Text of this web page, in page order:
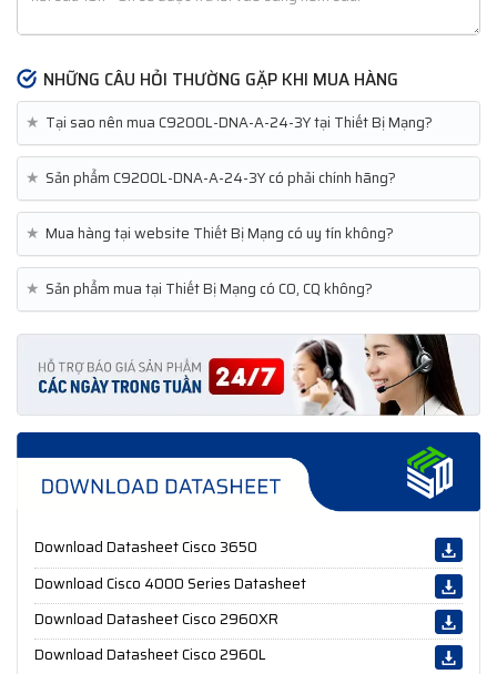
NHỮNG CÂU HỎI THƯỜNG GẶP KHI MUA HÀNG
★ Tại sao nên mua C9200L-DNA-A-24-3Y tại Thiết Bị Mạng?
★ Sản phẩm C9200L-DNA-A-24-3Y có phải chính hãng?
★ Mua hàng tại website Thiết Bị Mạng có uy tín không?
★ Sản phẩm mua tại Thiết Bị Mạng có CO, CQ không?
Download Datasheet Cisco 3650
Download Cisco 4000 Series Datasheet
Download Datasheet Cisco 2960XR
Download Datasheet Cisco 2960L